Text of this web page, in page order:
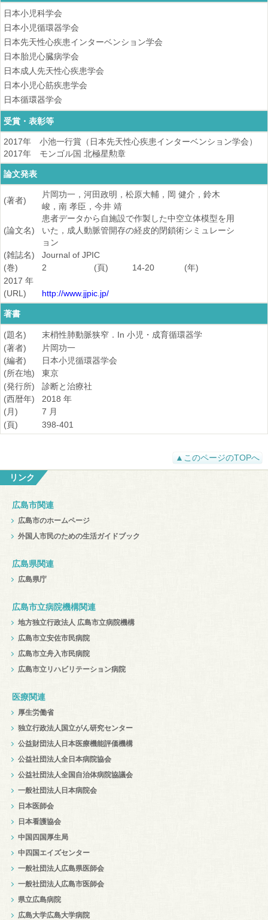
日本小児科学会
日本小児循環器学会
日本先天性心疾患インターベンション学会
日本胎児心臓病学会
日本成人先天性心疾患学会
日本小児心筋疾患学会
日本循環器学会
受賞・表彰等
2017年 小池一行賞（日本先天性心疾患インターベンション学会）
2017年 モンゴル国 北極星勲章
論文発表
(著者)
片岡功一，河田政明，松原大輔，岡 健介，鈴木
峻，南 孝臣，今井 靖
(論文名)
患者データから自施設で作製した中空立体模型を用
いた，成人動脈管開存の経皮的閉鎖術シミュレーシ
ョン
(雑誌名)
Journal of JPIC
(巻)
2 (頁) 14-20
(年)
2017 年
(URL)
http://www.jjpic.jp/
著書
(題名)
末梢性肺動脈狭窄．In 小児・成育循環器学
(著者)
片岡功一
(編者)
日本小児循環器学会
(所在地)
東京
(発行所)
診断と治療社
(西暦年)
2018 年
(月)
7 月
(頁)
398-401
▲このページのTOPへ
リンク
広島市関連
広島市のホームページ
外国人市民のための生活ガイドブック
広島県関連
広島県庁
広島市立病院機構関連
地方独立行政法人 広島市立病院機構
広島市立安佐市民病院
広島市立舟入市民病院
広島市立リハビリテーション病院
医療関連
厚生労働省
独立行政法人国立がん研究センター
公益財団法人日本医療機能評価機構
公益社団法人全日本病院協会
公益社団法人全国自治体病院協議会
一般社団法人日本病院会
日本医師会
日本看護協会
中国四国厚生局
中四国エイズセンター
一般社団法人広島県医師会
一般社団法人広島市医師会
県立広島病院
広島大学広島大学病院